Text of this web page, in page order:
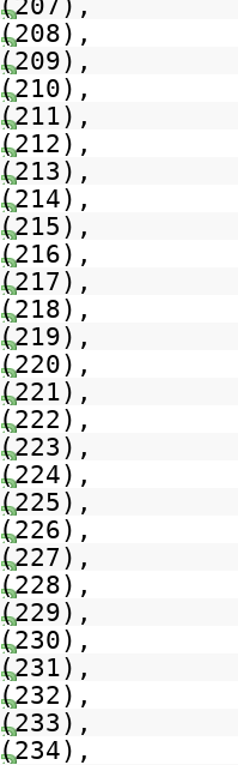
(208),
(209),
(210),
(211),
(212),
(213),
(214),
(215),
(216),
(217),
(218),
(219),
(220),
(221),
(222),
(223),
(224),
(225),
(226),
(227),
(228),
(229),
(230),
(231),
(232),
(233),
(234),